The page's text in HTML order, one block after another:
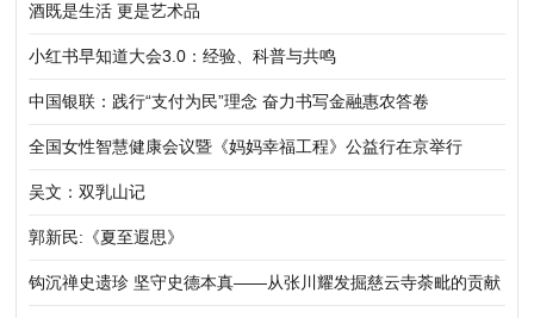
酒既是生活 更是艺术品
小红书早知道大会3.0：经验、科普与共鸣
中国银联：践行“支付为民”理念 奋力书写金融惠农答卷
全国女性智慧健康会议暨《妈妈幸福工程》公益行在京举行
吴文：双乳山记
郭新民:《夏至遐思》
钩沉禅史遗珍 坚守史德本真——从张川耀发掘慈云寺荼毗的贡献